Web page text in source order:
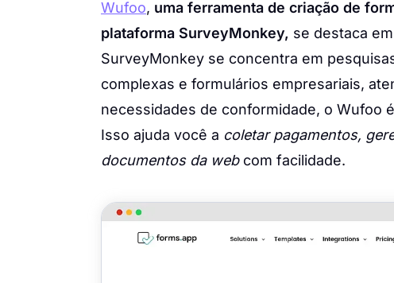
Wufoo, uma ferramenta de criação de
plataforma SurveyMonkey, se destaca
SurveyMonkey se concentra em
complexas e formulários empresariais,
necessidades de conformidade, o Wufoo
Isso ajuda você a coletar pagamentos,
documentos da webcom facilidade.